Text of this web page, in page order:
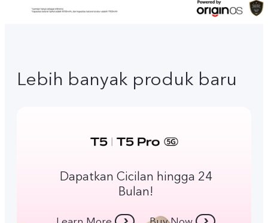
Lebih banyak produk baru
Dapatkan Cicilan hingga 24
Bulan!